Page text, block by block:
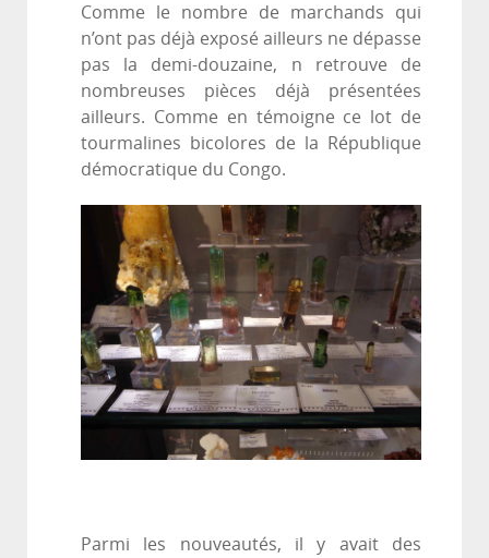
Comme le nombre de marchands qui
n’ont pas déjà exposé ailleurs ne dépasse
pas la demi-douzaine, n retrouve de
nombreuses pièces déjà présentées
ailleurs. Comme en témoigne ce lot de
tourmalines bicolores de la République
démocratique du Congo.
Parmi les nouveautés, il y avait des